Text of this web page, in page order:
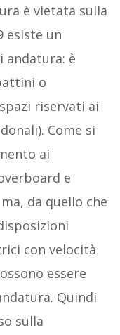
è vietata sulla
esiste un
andatura: è
o
riservati ai
Come si
ai
e
da quello che
con velocità
essere
Quindi
sulla